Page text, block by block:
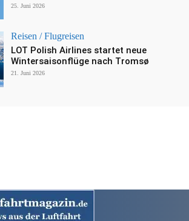
25. Juni 2026
Reisen / Flugreisen
LOT Polish Airlines startet neue
Wintersaisonflüge nach Tromsø
21. Juni 2026